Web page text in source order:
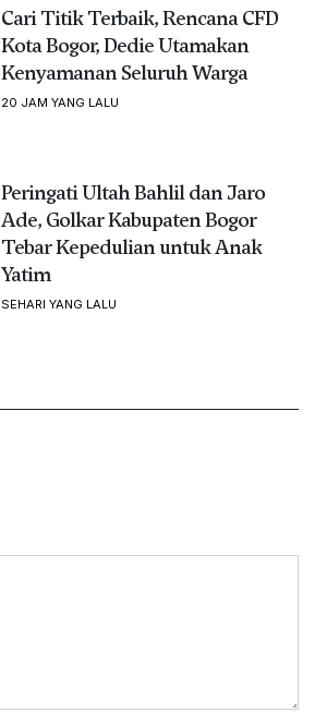
Cari Titik Terbaik, Rencana CFD
Kota Bogor, Dedie Utamakan
Kenyamanan Seluruh Warga
20 JAM YANG LALU
Peringati Ultah Bahlil dan Jaro
Ade, Golkar Kabupaten Bogor
Tebar Kepedulian untuk Anak
Yatim
SEHARI YANG LALU